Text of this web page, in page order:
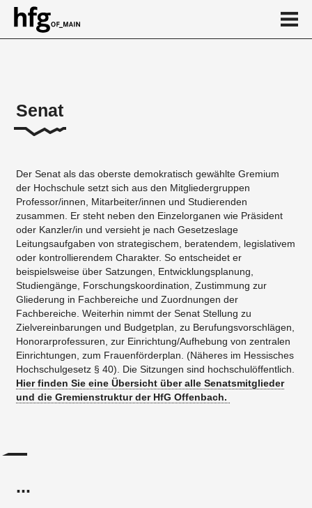
Über
Senat
Der Senat als das oberste demokratisch gewählte Gremium
der Hochschule setzt sich aus den Mitgliedergruppen
Professor/innen, Mitarbeiter/innen und Studierenden
zusammen. Er steht neben den Einzelorganen wie Präsident
oder Kanzler/in und versieht je nach Gesetzeslage
Leitungsaufgaben von strategischem, beratendem, legislativem
oder kontrollierendem Charakter. So entscheidet er
beispielsweise über Satzungen, Entwicklungsplanung,
Studiengänge, Forschungskoordination, Zustimmung zur
Gliederung in Fachbereiche und Zuordnungen der
Fachbereiche. Weiterhin nimmt der Senat Stellung zu
Zielvereinbarungen und Budgetplan, zu Berufungsvorschlägen,
Honorarprofessuren, zur Einrichtung/Aufhebung von zentralen
Einrichtungen, zum Frauenförderplan. (Näheres im Hessisches
Hochschulgesetz § 40). Die Sitzungen sind hochschulöffentlich.​
Hier finden Sie eine Übersicht über alle Senatsmitglieder
und die Gremienstruktur der HfG Offenbach.
...